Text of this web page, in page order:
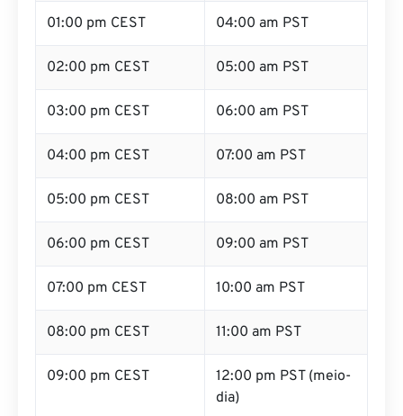
01:00 pm CEST 04:00 am PST
02:00 pm CEST 05:00 am PST
03:00 pm CEST 06:00 am PST
04:00 pm CEST 07:00 am PST
05:00 pm CEST 08:00 am PST
06:00 pm CEST 09:00 am PST
07:00 pm CEST 10:00 am PST
08:00 pm CEST 11:00 am PST
09:00 pm CEST
12:00 pm PST (meio-
dia)